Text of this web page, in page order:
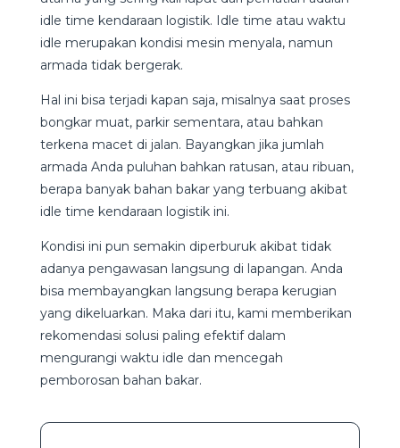
idle time kendaraan logistik. Idle time atau waktu
idle merupakan kondisi mesin menyala, namun
armada tidak bergerak.
Hal ini bisa terjadi kapan saja, misalnya saat proses
bongkar muat, parkir sementara, atau bahkan
terkena macet di jalan. Bayangkan jika jumlah
armada Anda puluhan bahkan ratusan, atau ribuan,
berapa banyak bahan bakar yang terbuang akibat
idle time kendaraan logistik ini.
Kondisi ini pun semakin diperburuk akibat tidak
adanya pengawasan langsung di lapangan. Anda
bisa membayangkan langsung berapa kerugian
yang dikeluarkan. Maka dari itu, kami memberikan
rekomendasi solusi paling efektif dalam
mengurangi waktu idle dan mencegah
pemborosan bahan bakar.